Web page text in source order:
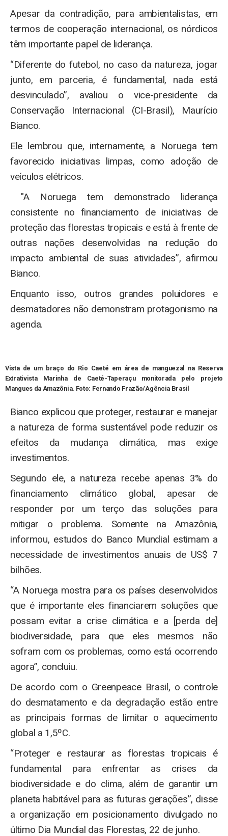
Apesar da contradição, para ambientalistas, em
termos de cooperação internacional, os nórdicos
têm importante papel de liderança.
“Diferente do futebol, no caso da natureza, jogar
junto, em parceria, é fundamental, nada está
desvinculado”, avaliou o vice-presidente da
Conservação Internacional (CI-Brasil), Maurício
Bianco.
Ele lembrou que, internamente, a Noruega tem
favorecido iniciativas limpas, como adoção de
veículos elétricos.
"A Noruega tem demonstrado liderança
consistente no financiamento de iniciativas de
proteção das florestas tropicais e está à frente de
outras nações desenvolvidas na redução do
impacto ambiental de suas atividades”, afirmou
Bianco.
Enquanto isso, outros grandes poluidores e
desmatadores não demonstram protagonismo na
agenda.
Vista de um braço do Rio Caeté em área de manguezal na Reserva
Extrativista Marinha de Caeté-Taperaçu monitorada pelo projeto
Mangues da Amazônia. Foto: Fernando Frazão/Agência Brasil
Bianco explicou que proteger, restaurar e manejar
a natureza de forma sustentável pode reduzir os
efeitos da mudança climática, mas exige
investimentos.
Segundo ele, a natureza recebe apenas 3% do
financiamento climático global, apesar de
responder por um terço das soluções para
mitigar o problema. Somente na Amazônia,
informou, estudos do Banco Mundial estimam a
necessidade de investimentos anuais de US$ 7
bilhões.
“A Noruega mostra para os países desenvolvidos
que é importante eles financiarem soluções que
possam evitar a crise climática e a [perda de]
biodiversidade, para que eles mesmos não
sofram com os problemas, como está ocorrendo
agora”, concluiu.
De acordo com o Greenpeace Brasil, o controle
do desmatamento e da degradação estão entre
as principais formas de limitar o aquecimento
global a 1,5ºC.
“Proteger e restaurar as florestas tropicais é
fundamental para enfrentar as crises da
biodiversidade e do clima, além de garantir um
planeta habitável para as futuras gerações”, disse
a organização em posicionamento divulgado no
último Dia Mundial das Florestas, 22 de junho.